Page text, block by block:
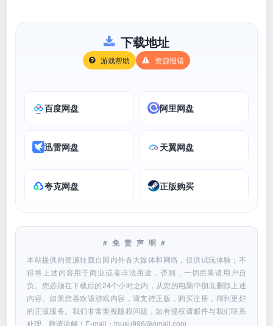
下载地址
游戏帮助 资源报错
百度网盘 阿里网盘
迅雷网盘 天翼网盘
夸克网盘 正版购买
#免责声明#
本站提供的资源转载自国内外各大媒体和网络，仅供试玩体验；不
得将上述内容用于商业或者非法用途，否则，一切后果请用户自
负。您必须在下载后的24个小时之内，从您的电脑中彻底删除上述
内容。如果您喜欢该游戏内容，请支持正版，购买注册，得到更好
的正版服务。我们非常重视版权问题，如有侵权请邮件与我们联系
处理。敬请谅解！E-mail：tousu996@gmail.com